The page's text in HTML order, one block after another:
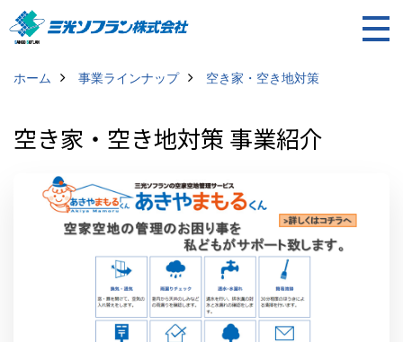
ホーム 事業ラインナップ 空き家・空き地対策
空き家・空き地対策 事業紹介